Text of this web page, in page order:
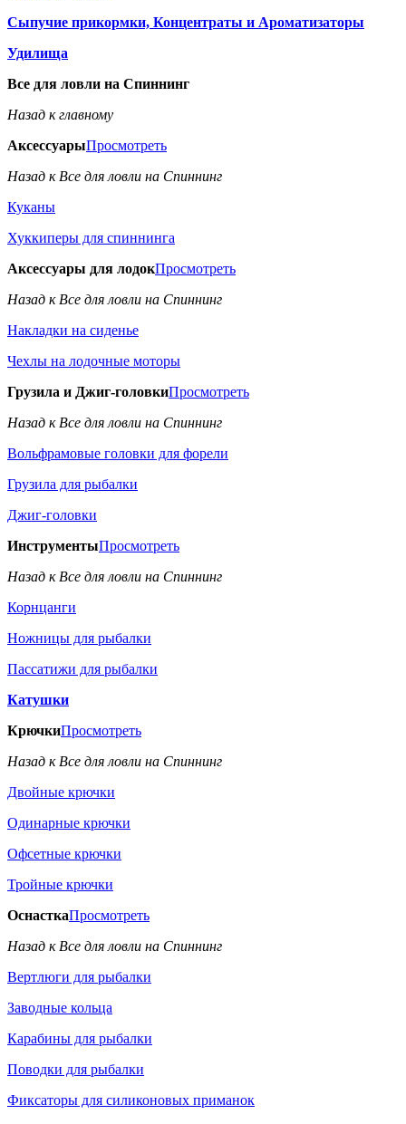
Сыпучие прикормки, Концентраты и Ароматизаторы
Удилища
Все для ловли на Спиннинг
Назад к главному
АксессуарыПросмотреть
Назад к Все для ловли на Спиннинг
Куканы
Хуккиперы для спиннинга
Аксессуары для лодокПросмотреть
Назад к Все для ловли на Спиннинг
Накладки на сиденье
Чехлы на лодочные моторы
Грузила и Джиг-головкиПросмотреть
Назад к Все для ловли на Спиннинг
Вольфрамовые головки для форели
Грузила для рыбалки
Джиг-головки
ИнструментыПросмотреть
Назад к Все для ловли на Спиннинг
Корнцанги
Ножницы для рыбалки
Пассатижи для рыбалки
Катушки
КрючкиПросмотреть
Назад к Все для ловли на Спиннинг
Двойные крючки
Одинарные крючки
Офсетные крючки
Тройные крючки
ОснасткаПросмотреть
Назад к Все для ловли на Спиннинг
Вертлюги для рыбалки
Заводные кольца
Карабины для рыбалки
Поводки для рыбалки
Фиксаторы для силиконовых приманок